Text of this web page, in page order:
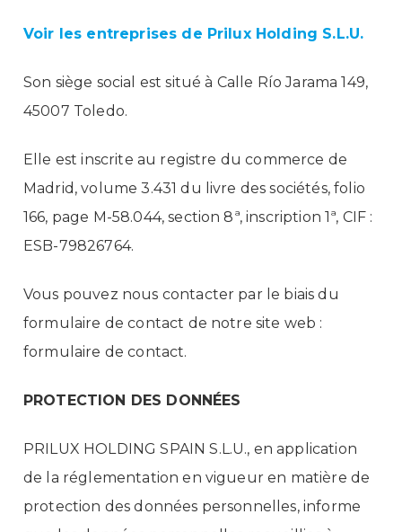
Voir les entreprises de Prilux Holding S.L.U.
Son siège social est situé à Calle Río Jarama 149,
45007 Toledo.
Elle est inscrite au registre du commerce de
Madrid, volume 3.431 du livre des sociétés, folio
166, page M-58.044, section 8ª, inscription 1ª, CIF :
ESB-79826764.
Vous pouvez nous contacter par le biais du
formulaire de contact de notre site web :
formulaire de contact.
PROTECTION DES DONNÉES
PRILUX HOLDING SPAIN S.L.U., en application
de la réglementation en vigueur en matière de
protection des données personnelles, informe